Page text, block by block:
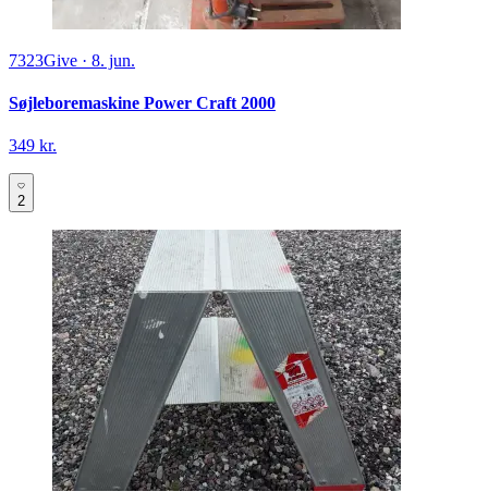
7323Give · 8. jun.
Søjleboremaskine Power Craft 2000
349 kr.
2